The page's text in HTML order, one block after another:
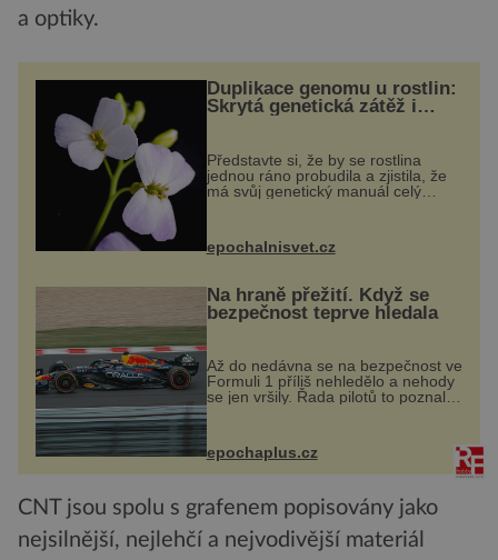
a optiky.
Duplikace genomu u rostlin:
Skrytá genetická zátěž i
Představte si, že by se rostlina
jednou ráno probudila a zjistila, že
má svůj genetický manuál celý
výzkumu to může být pro druhy
vstupenka...
epochalnisvet.cz
Na hraně přežití. Když se
bezpečnost teprve hledala
Až do nedávna se na bezpečnost ve
Formuli 1 příliš nehledělo a nehody
se jen vršily. Řada pilotů to poznala
na vlastní kůži, často s trvalými
následky nebo bohužel i ztrátou
života. Dnes nepochopiteln...
epochaplus.cz
CNT jsou spolu s grafenem popisovány jako
nejsilnější, nejlehčí a nejvodivější materiál